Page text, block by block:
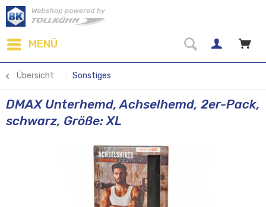
MENÜ
Übersicht Sonstiges
DMAX Unterhemd, Achselhemd, 2er-Pack,
schwarz, Größe: XL